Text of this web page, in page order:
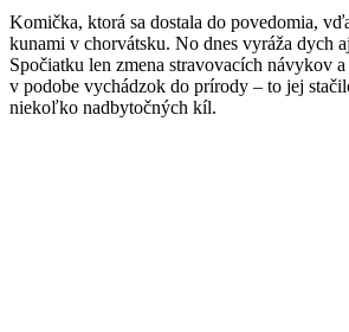
Komička, ktorá sa dostala do povedomia,
kunami v chorvátsku. No dnes vyráža dych
Spočiatku len zmena stravovacích návykov
v podobe vychádzok do prírody – to jej
niekoľko nadbytočných kíl.